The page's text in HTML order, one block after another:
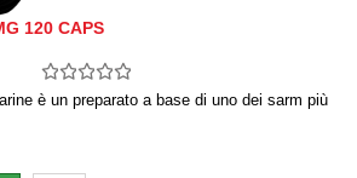
120 CAPS
è un preparato a base di uno dei sarm più